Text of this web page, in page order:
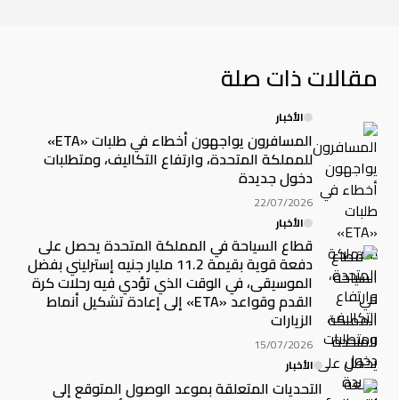
مقالات ذات صلة
الأخبار
المسافرون يواجهون أخطاء في طلبات «ETA»
للمملكة المتحدة، وارتفاع التكاليف، ومتطلبات
دخول جديدة
22/07/2026
الأخبار
قطاع السياحة في المملكة المتحدة يحصل على
دفعة قوية بقيمة 11.2 مليار جنيه إسترليني بفضل
الموسيقى، في الوقت الذي تؤدي فيه رحلات كرة
القدم وقواعد «ETA» إلى إعادة تشكيل أنماط
الزيارات
15/07/2026
الأخبار
التحديات المتعلقة بموعد الوصول المتوقع إلى